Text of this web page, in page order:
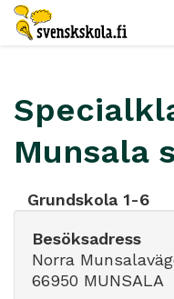
Munsala
Grundskola 1-6
Besöksadress
Norra
66950 MUNSALA